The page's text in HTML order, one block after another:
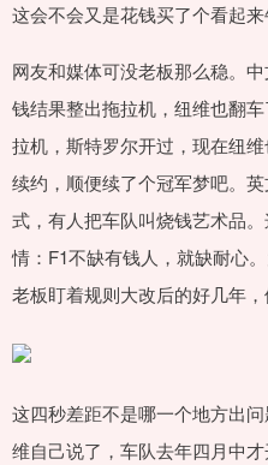
这会不会又是花钱买了个看起来
网友和媒体可没老板那么稳。
钱结果整出拖拉机，纽维也翻
拉机，斯特罗尔开过，现在纽
续约，顺便续了个冠军梦吧。
式，有人把车队叫烧钱艺术品
情：F1不缺有钱人，就缺耐心
老板盯着规则大改后的好几年
这四秒差距不是哪一个地方出
维自己说了，车队去年四月中